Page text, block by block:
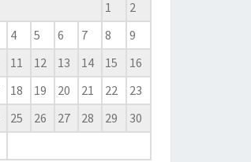
1
2
4 5 6 7 8
9
11 12 13 14 15
16
18 19 20 21 22
23
25 26 27 28 29
30